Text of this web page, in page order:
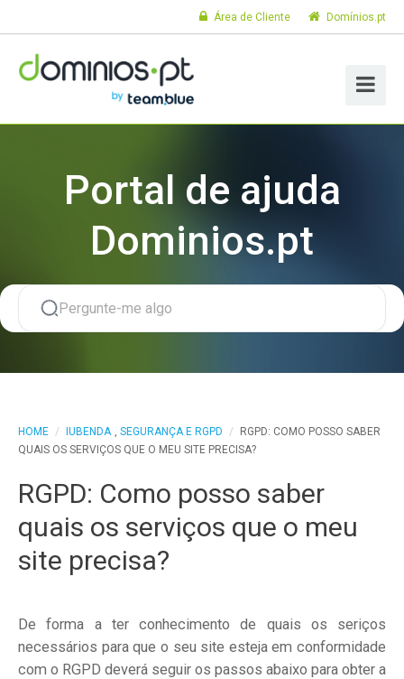
Domínios.pt
Área de Cliente
Portal de ajuda
Dominios.pt
HOME / IUBENDA , SEGURANÇA E RGPD /
RGPD: COMO POSSO SABER
QUAIS OS SERVIÇOS QUE O MEU SITE PRECISA?
RGPD: Como posso saber
quais os serviços que o meu
site precisa?
De forma a ter conhecimento de quais os seriços
necessários para que o seu site esteja em conformidade
com o RGPD deverá seguir os passos abaixo para obter a